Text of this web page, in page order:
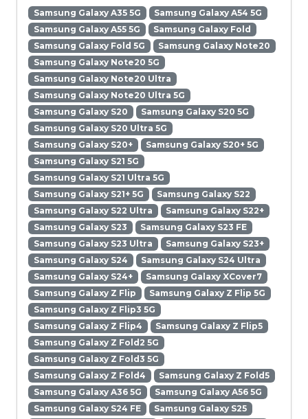
Samsung Galaxy A35 5G
Samsung Galaxy A54 5G
Samsung Galaxy A55 5G
Samsung Galaxy Fold
Samsung Galaxy Fold 5G
Samsung Galaxy Note20
Samsung Galaxy Note20 5G
Samsung Galaxy Note20 Ultra
Samsung Galaxy Note20 Ultra 5G
Samsung Galaxy S20
Samsung Galaxy S20 5G
Samsung Galaxy S20 Ultra 5G
Samsung Galaxy S20+
Samsung Galaxy S20+ 5G
Samsung Galaxy S21 5G
Samsung Galaxy S21 Ultra 5G
Samsung Galaxy S21+ 5G
Samsung Galaxy S22
Samsung Galaxy S22 Ultra
Samsung Galaxy S22+
Samsung Galaxy S23
Samsung Galaxy S23 FE
Samsung Galaxy S23 Ultra
Samsung Galaxy S23+
Samsung Galaxy S24
Samsung Galaxy S24 Ultra
Samsung Galaxy S24+
Samsung Galaxy XCover7
Samsung Galaxy Z Flip
Samsung Galaxy Z Flip 5G
Samsung Galaxy Z Flip3 5G
Samsung Galaxy Z Flip4
Samsung Galaxy Z Flip5
Samsung Galaxy Z Fold2 5G
Samsung Galaxy Z Fold3 5G
Samsung Galaxy Z Fold4
Samsung Galaxy Z Fold5
Samsung Galaxy A36 5G
Samsung Galaxy A56 5G
Samsung Galaxy S24 FE
Samsung Galaxy S25